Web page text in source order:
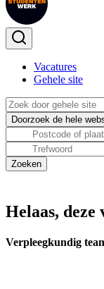
Vacatures
Gehele site
Helaas,
Verpleegkundig